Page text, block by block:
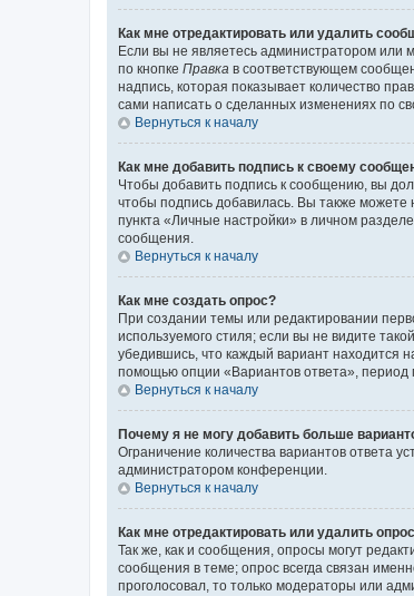
Как мне отредактировать или удалить
Если вы не являетесь администратором или
по кнопке Правка в соответствующем
надпись, которая показывает количество
сами написать о сделанных изменениях по
Вернуться к началу
Как мне добавить подпись к своему
Чтобы добавить подпись к сообщению, вы
чтобы подпись добавилась. Вы также
пункта «Личные настройки» в личном
сообщения.
Вернуться к началу
Как мне создать опрос?
При создании темы или редактировании
используемого стиля; если вы не видите
убедившись, что каждый вариант находится
помощью опции «Вариантов ответа», период
Вернуться к началу
Почему я не могу добавить больше
Ограничение количества вариантов ответа
администратором конференции.
Вернуться к началу
Как мне отредактировать или удалить
Так же, как и сообщения, опросы могут
сообщения в теме; опрос всегда связан
проголосовал, то только модераторы или